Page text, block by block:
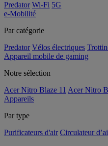
Predator Wi-Fi 5G
e-Mobilité
Par catégorie
Predator Vélos électriques
Appareil mobile de gaming
Notre sélection
Acer Nitro Blaze 11 Acer Nitro
Appareils
Par type
Purificateurs d'air Circulateur